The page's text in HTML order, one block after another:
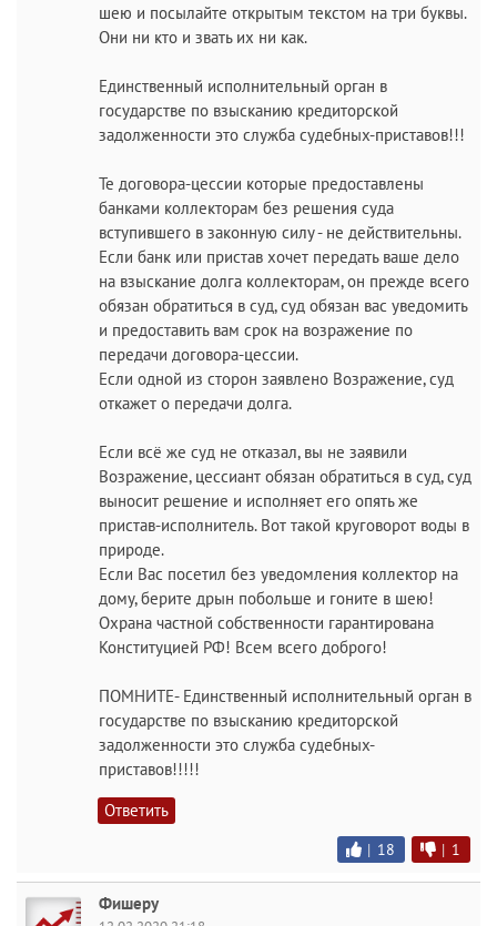
шею и посылайте открытым текстом на три буквы.
Они ни кто и звать их ни как.
Единственный исполнительный орган в
государстве по взысканию кредиторской
задолженности это служба судебных-приставов!!!
Те договора-цессии которые предоставлены
банками коллекторам без решения суда
вступившего в законную силу - не действительны.
Если банк или пристав хочет передать ваше дело
на взыскание долга коллекторам, он прежде всего
обязан обратиться в суд, суд обязан вас уведомить
и предоставить вам срок на возражение по
передачи договора-цессии.
Если одной из сторон заявлено Возражение, суд
откажет о передачи долга.
Если всё же суд не отказал, вы не заявили
Возражение, цессиант обязан обратиться в суд, суд
выносит решение и исполняет его опять же
пристав-исполнитель. Вот такой круговорот воды в
природе.
Если Вас посетил без уведомления коллектор на
дому, берите дрын побольше и гоните в шею!
Охрана частной собственности гарантирована
Конституцией РФ! Всем всего доброго!
ПОМНИТЕ- Единственный исполнительный орган в
государстве по взысканию кредиторской
задолженности это служба судебных-
приставов!!!!!
Ответить
| 18 | 1
Фишеру